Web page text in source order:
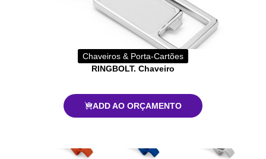
Chaveiros & Porta-Cartões
RINGBOLT. Chaveiro
ADD AO ORÇAMENTO